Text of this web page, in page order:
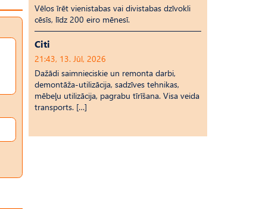
Vēlos īrēt vienistabas vai divistabas dzīvokli
cēsīs, līdz 200 eiro mēnesī.
Citi
21:43, 13. Jūl, 2026
Dažādi saimnieciskie un remonta darbi,
demontāža-utilizācija, sadzīves tehnikas,
mēbeļu utilizācija, pagrabu tīrīšana. Visa veida
transports. […]